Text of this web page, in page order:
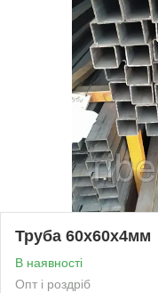
Труба 60х60х4мм
В наявності
Опт і роздріб